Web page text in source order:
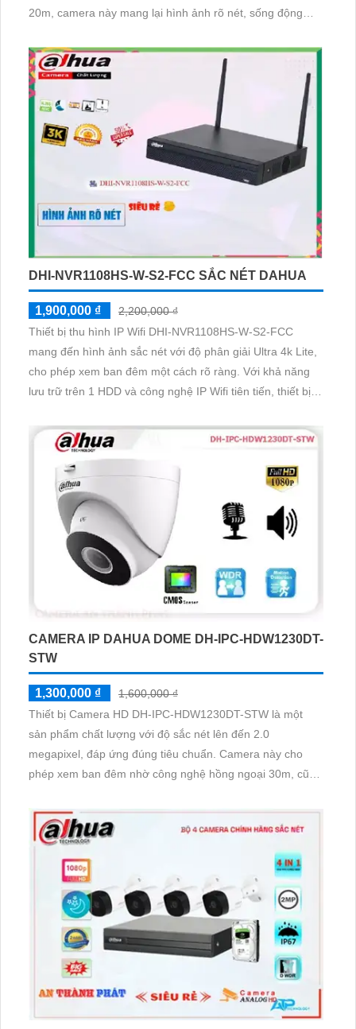
20m, camera này mang lại hình ảnh rõ nét, sống động
IP POE tiên tiến, không chỉ giúp tiết kiệm chi phí mà còn
đảm bảo chất lượng tốt nhất
DHI-NVR1108HS-W-S2-FCC SẮC NÉT DAHUA
1,900,000 ₫
2,200,000 ₫
Thiết bị thu hình IP Wifi DHI-NVR1108HS-W-S2-FCC
mang đến hình ảnh sắc nét với độ phân giải Ultra 4k Lite,
cho phép xem ban đêm một cách rõ ràng. Với khả năng
lưu trữ trên 1 HDD và công nghệ IP Wifi tiên tiến, thiết bị
kênh này phù hợp cho việc giám sát kho hàng và nhà
xưởng, đảm bảo thu hình chất lượng cao.
CAMERA IP DAHUA DOME DH-IPC-HDW1230DT-
STW
1,300,000 ₫
1,600,000 ₫
Thiết bị Camera HD DH-IPC-HDW1230DT-STW là một
sản phẩm chất lượng với độ sắc nét lên đến 2.0
megapixel, đáp ứng đúng tiêu chuẩn. Camera này cho
phép xem ban đêm nhờ công nghệ hồng ngoại 30m, cũng
bền cao. Sản phẩm còn tích hợp công nghệ hồng ngoại
SMD, giúp cung cấp hình ảnh sắc nét